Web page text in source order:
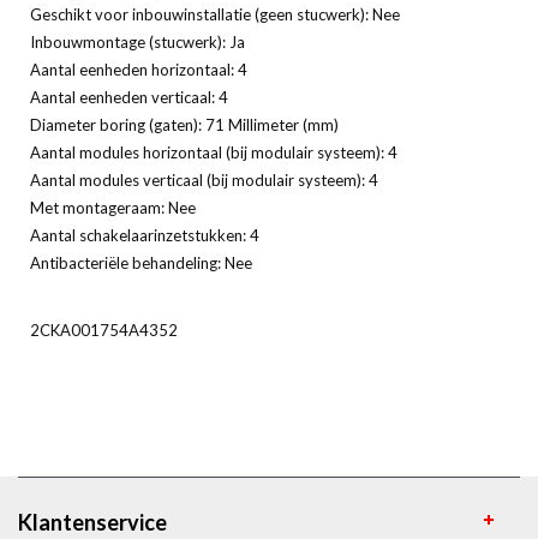
Geschikt voor inbouwinstallatie (geen stucwerk): Nee
Inbouwmontage (stucwerk): Ja
Aantal eenheden horizontaal: 4
Aantal eenheden verticaal: 4
Diameter boring (gaten): 71 Millimeter (mm)
Aantal modules horizontaal (bij modulair systeem): 4
Aantal modules verticaal (bij modulair systeem): 4
Met montageraam: Nee
Aantal schakelaarinzetstukken: 4
Antibacteriële behandeling: Nee
2CKA001754A4352
Klantenservice